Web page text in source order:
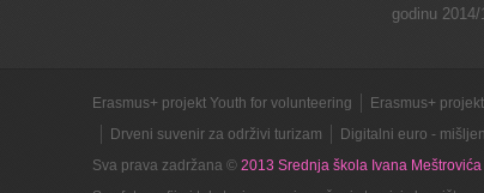
godinu 2014/
Erasmus+ projekt Youth for volunteering Erasmus+
Drveni suvenir za održivi turizam
Digitalni euro -
Sva prava zadržana © 2013 Srednja škola Ivana